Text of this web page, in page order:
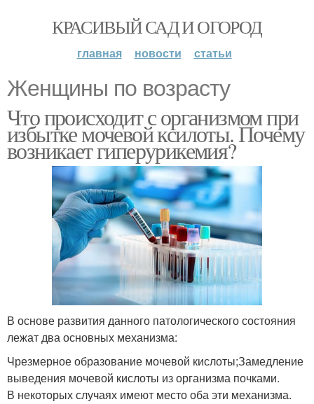
КРАСИВЫЙ САД И ОГОРОД
главная новости статьи
Женщины по возрасту
Что происходит с организмом при
избытке мочевой ксилоты. Почему
возникает гиперурикемия?
В основе развития данного патологического состояния
лежат два основных механизма:
Чрезмерное образование мочевой кислоты;Замедление
выведения мочевой кислоты из организма почками.
В некоторых случаях имеют место оба эти механизма.